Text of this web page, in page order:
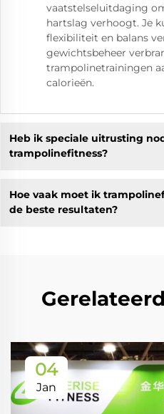
vaatstelseluitdaging
hartslag verhoogt. Je
flexibiliteit en balans
gewichtsbeheer
trampolinetrainingen
calorieën.
Heb ik speciale uitrusting
trampolinefitness?
Hoe vaak moet ik
de beste resultaten?
04
Jan